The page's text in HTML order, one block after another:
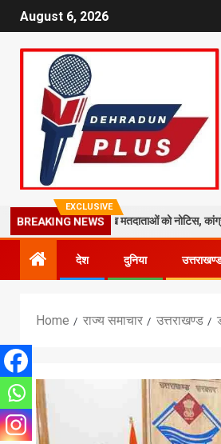
August 6, 2026
EXCLUSIVE
BREAKING NEWS
तेज: 19 लाख मतदाताओं को नोटिस, कांग्रेस ने जताई
देश दुनिया
Home राज्य समाचार उत्तराखण्ड